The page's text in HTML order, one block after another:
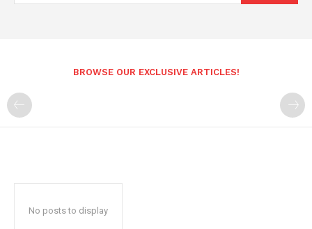
BROWSE OUR EXCLUSIVE ARTICLES!
No posts to display